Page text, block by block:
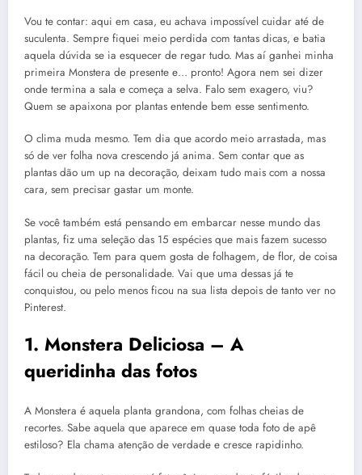
Vou te contar: aqui em casa, eu achava impossível cuidar até de
suculenta. Sempre fiquei meio perdida com tantas dicas, e batia
aquela dúvida se ia esquecer de regar tudo. Mas aí ganhei minha
primeira Monstera de presente e… pronto! Agora nem sei dizer
onde termina a sala e começa a selva. Falo sem exagero, viu?
Quem se apaixona por plantas entende bem esse sentimento.
O clima muda mesmo. Tem dia que acordo meio arrastada, mas
só de ver folha nova crescendo já anima. Sem contar que as
plantas dão um up na decoração, deixam tudo mais com a nossa
cara, sem precisar gastar um monte.
Se você também está pensando em embarcar nesse mundo das
plantas, fiz uma seleção das 15 espécies que mais fazem sucesso
na decoração. Tem para quem gosta de folhagem, de flor, de coisa
fácil ou cheia de personalidade. Vai que uma dessas já te
conquistou, ou pelo menos ficou na sua lista depois de tanto ver no
Pinterest.
1. Monstera Deliciosa – A
queridinha das fotos
A Monstera é aquela planta grandona, com folhas cheias de
recortes. Sabe aquela que aparece em quase toda foto de apê
estiloso? Ela chama atenção de verdade e cresce rapidinho.